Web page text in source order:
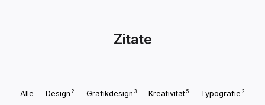
Zitate
Alle Design 2 Grafikdesign 3 Kreativität 5 Typografie 2